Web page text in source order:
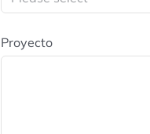
Proyecto